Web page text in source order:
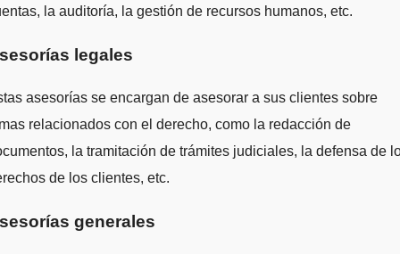
la auditoría, la gestión de recursos humanos, etc.
legales
asesorías se encargan de asesorar a sus clientes sobre
relacionados con el derecho, como la redacción de
la tramitación de trámites judiciales, la defensa de
de los clientes, etc.
generales